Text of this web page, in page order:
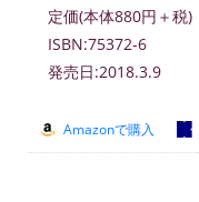
定価(本体880円＋税)
ISBN:75372-6
発売日:2018.3.9
Amazonで購入